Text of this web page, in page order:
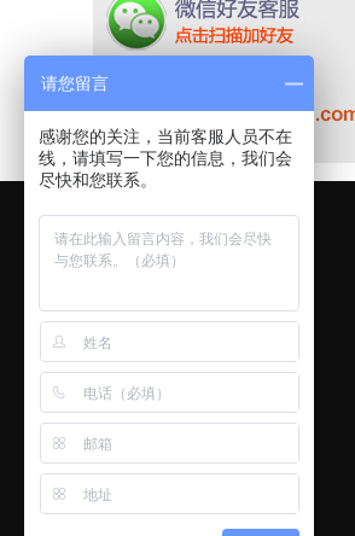
快速导航
网站首页
关于我们
产品中心
产品实物图
新闻资讯
资料下载
请您留言
感谢您的关注，当前客服人员不在
线，请填写一下您的信息，我们会
尽快和您联系。